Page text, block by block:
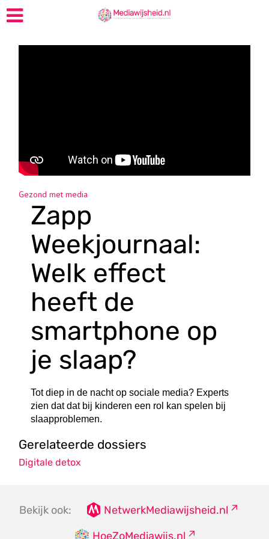
Gezond met media
Zapp
Weekjournaal:
Welk effect
heeft de
smartphone op
je slaap?
Tot diep in de nacht op sociale media? Experts
zien dat dat bij kinderen een rol kan spelen bij
slaapproblemen.
Gerelateerde dossiers
Digitale detox
Bekijk ook:
NetwerkMediawijsheid.nl
HoeZoMediawijs.nl